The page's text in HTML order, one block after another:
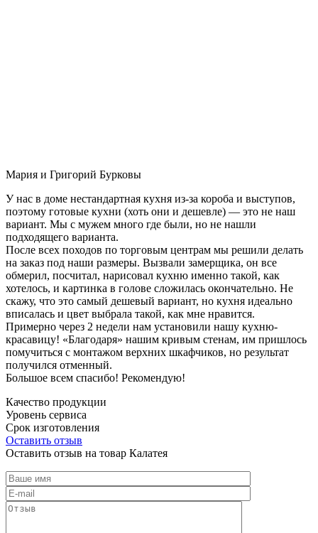
Мария и Григорий Бурковы
У нас в доме нестандартная кухня из-за короба и выступов,
поэтому готовые кухни (хоть они и дешевле) — это не наш
вариант. Мы с мужем много где были, но не нашли
подходящего варианта.
После всех походов по торговым центрам мы решили делать
на заказ под наши размеры. Вызвали замерщика, он все
обмерил, посчитал, нарисовал кухню именно такой, как
хотелось, и картинка в голове сложилась окончательно. Не
скажу, что это самый дешевый вариант, но кухня идеально
вписалась и цвет выбрала такой, как мне нравится.
Примерно через 2 недели нам установили нашу кухню-
красавицу! «Благодаря» нашим кривым стенам, им пришлось
помучиться с монтажом верхних шкафчиков, но результат
получился отменный.
Большое всем спасибо! Рекомендую!
Качество продукции
Уровень сервиса
Срок изготовления
Оставить отзыв
Оставить отзыв на товар Калатея